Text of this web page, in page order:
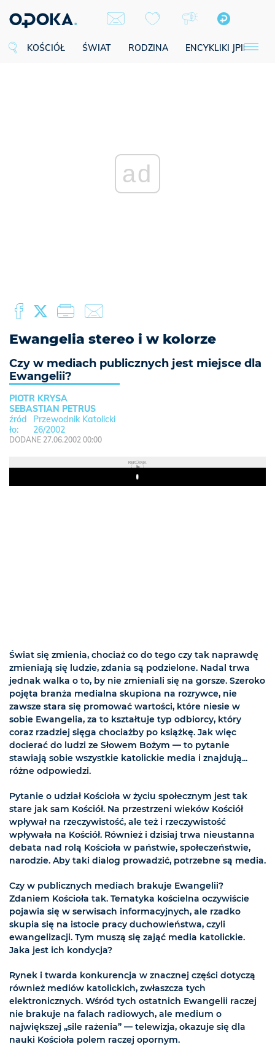
KOŚCIÓŁ ŚWIAT RODZINA ENCYKLIKI JPII
ad
Ewangelia stereo i w kolorze
Czy w mediach publicznych jest miejsce dla
Ewangelii?
PIOTR KRYSA
SEBASTIAN PETRUS
Przewodnik Katolicki
26/2002
DODANE 27.06.2002 00:00
REKLAMA
Play
Świat się zmienia, chociaż co do tego czy tak naprawdę
zmieniają się ludzie, zdania są podzielone. Nadal trwa
jednak walka o to, by nie zmieniali się na gorsze. Szeroko
pojęta branża medialna skupiona na rozrywce, nie
zawsze stara się promować wartości, które niesie w
sobie Ewangelia, za to kształtuje typ odbiorcy, który
coraz rzadziej sięga chociażby po książkę. Jak więc
docierać do ludzi ze Słowem Bożym — to pytanie
stawiają sobie wszystkie katolickie media i znajdują...
różne odpowiedzi.
Pytanie o udział Kościoła w życiu społecznym jest tak
stare jak sam Kościół. Na przestrzeni wieków Kościół
wpływał na rzeczywistość, ale też i rzeczywistość
wpływała na Kościół. Również i dzisiaj trwa nieustanna
debata nad rolą Kościoła w państwie, społeczeństwie,
narodzie. Aby taki dialog prowadzić, potrzebne są media.
Czy w publicznych mediach brakuje Ewangelii?
Zdaniem Kościoła tak. Tematyka kościelna oczywiście
pojawia się w serwisach informacyjnych, ale rzadko
skupia się na istocie pracy duchowieństwa, czyli
ewangelizacji. Tym muszą się zająć media katolickie.
Jaka jest ich kondycja?
Rynek i twarda konkurencja w znacznej części dotyczą
również mediów katolickich, zwłaszcza tych
elektronicznych. Wśród tych ostatnich Ewangelii raczej
nie brakuje na falach radiowych, ale medium o
największej „sile rażenia” — telewizja, okazuje się dla
nauki Kościoła polem raczej opornym.